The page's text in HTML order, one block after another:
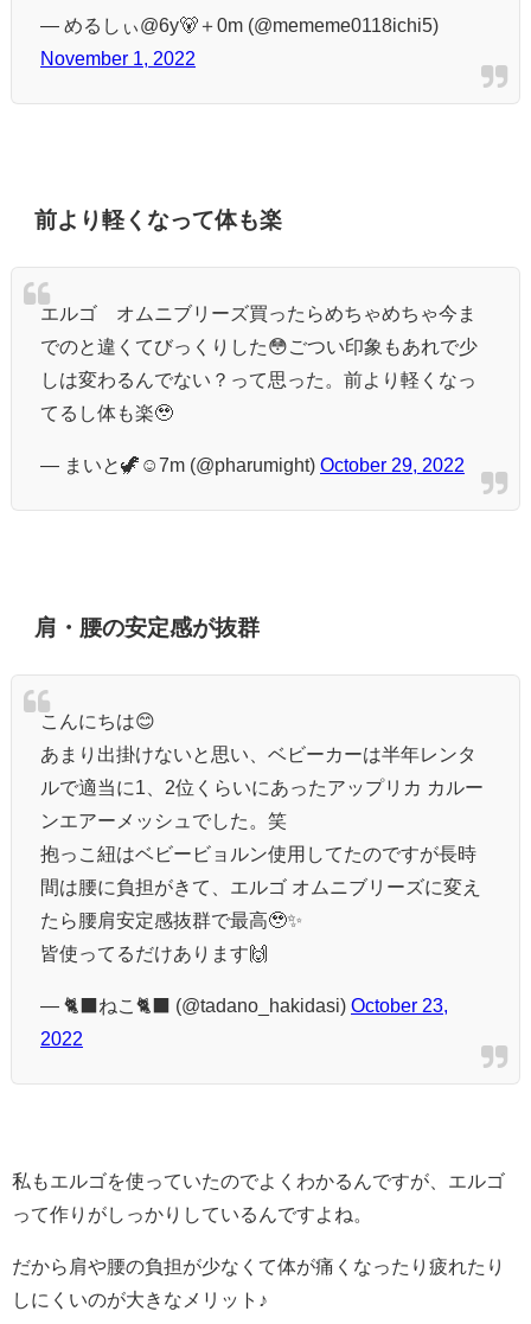
— めるしぃ@6y🐻＋0m (@mememe0118ichi5)
November 1, 2022
前より軽くなって体も楽
エルゴ オムニブリーズ買ったらめちゃめちゃ今ま
でのと違くてびっくりした😳ごつい印象もあれで少
しは変わるんでない？って思った。前より軽くなっ
てるし体も楽🥹
— まいと🦖☺︎7m (@pharumight) October 29, 2022
肩・腰の安定感が抜群
こんにちは😊
あまり出掛けないと思い、ベビーカーは半年レンタ
ルで適当に1、2位くらいにあったアップリカ カルー
ンエアーメッシュでした。笑
抱っこ紐はベビービョルン使用してたのですが長時
間は腰に負担がきて、エルゴ オムニブリーズに変え
たら腰肩安定感抜群で最高🥹✨
皆使ってるだけあります🙌
— 🐈‍⬛ねこ🐈‍⬛ (@tadano_hakidasi) October 23,
2022
私もエルゴを使っていたのでよくわかるんですが、エルゴ
って作りがしっかりしているんですよね。
だから肩や腰の負担が少なくて体が痛くなったり疲れたり
しにくいのが大きなメリット♪